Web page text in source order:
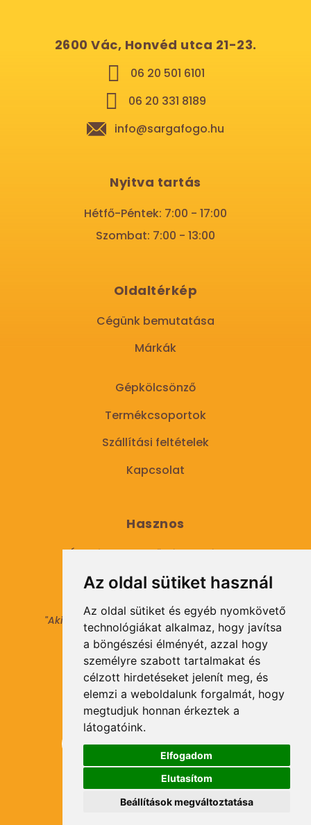
Az oldal sütiket használ
Az oldal sütiket és egyéb nyomkövető
technológiákat alkalmaz, hogy javítsa
a böngészési élményét, azzal hogy
személyre szabott tartalmakat és
célzott hirdetéseket jelenít meg, és
elemzi a weboldalunk forgalmát, hogy
megtudjuk honnan érkeztek a
látogatóink.
Elfogadom
Elutasítom
Beállítások megváltoztatása
2600 Vác, Honvéd utca 21-23.
06 20 501 6101
06 20 331 8189
info@sargafogo.hu
Nyitva tartás
Hétfő-Péntek: 7:00 - 17:00
Szombat: 7:00 - 13:00
Oldaltérkép
Cégünk bemutatása
Márkák
Gépkölcsönző
Termékcsoportok
Szállítási feltételek
Kapcsolat
Hasznos
Általános Szerződési Feltételek
Adatkezelési tájékoztató
"Aki másokat nem tesz gazdaggá, maga sem
válhat azzá."
© 2021 Minden jog fenntartva.
Hírlevél Feliratkozás
Feliratkozás